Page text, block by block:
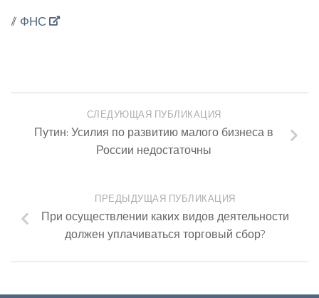
// ФНС
СЛЕДУЮЩАЯ ПУБЛИКАЦИЯ
Путин: Усилия по развитию малого бизнеса в
России недостаточны
ПРЕДЫДУЩАЯ ПУБЛИКАЦИЯ
При осуществлении каких видов деятельности
должен уплачиваться торговый сбор?